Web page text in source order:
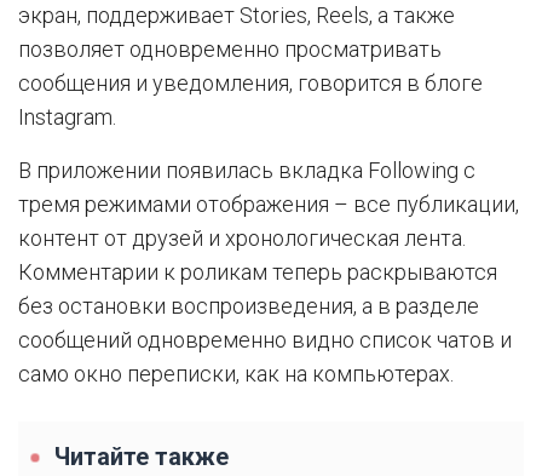
экран, поддерживает Stories, Reels, а также
позволяет одновременно просматривать
сообщения и уведомления, говорится в блоге
Instagram.
В приложении появилась вкладка Following с
тремя режимами отображения – все публикации,
контент от друзей и хронологическая лента.
Комментарии к роликам теперь раскрываются
без остановки воспроизведения, а в разделе
сообщений одновременно видно список чатов и
само окно переписки, как на компьютерах.
Читайте также